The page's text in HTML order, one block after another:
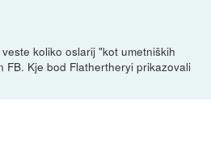
koliko oslarij "kot umetniških
FB. Kje bod Flathertheryi prikazovali